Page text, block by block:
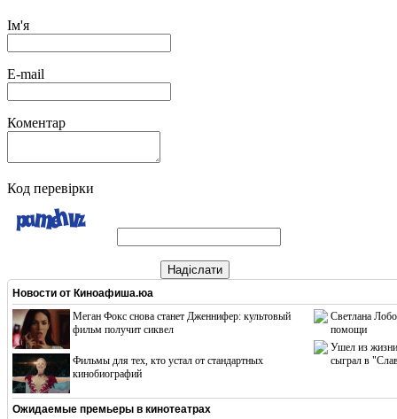
Ім'я
E-mail
Коментар
Код перевірки
Надіслати
Новости от Киноафиша.юа
Меган Фокс снова станет Дженнифер: культовый
фильм получит сиквел
Фильмы для тех, кто устал от стандартных
кинобиографий
Светлана
помощи
Ушел из жизни
сыграл в
Ожидаемые премьеры в кинотеатрах